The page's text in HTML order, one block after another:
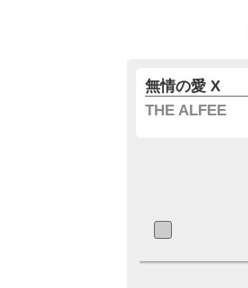
無情の愛 X
THE ALFEE